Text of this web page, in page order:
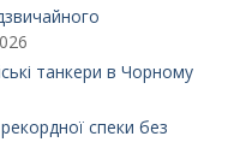
танкери в Чорному
спеки без